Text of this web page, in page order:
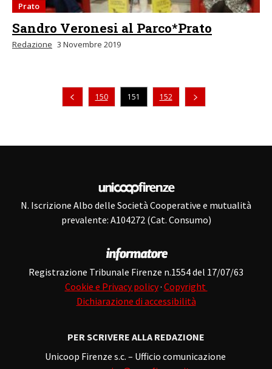
Prato
Sandro Veronesi al Parco*Prato
Redazione 3 Novembre 2019
Pagina precedente
150 151 152
N. Iscrizione Albo delle Società Cooperative e mutualità
prevalente: A104272 (Cat. Consumo)
Registrazione Tribunale Firenze n.1554 del 17/07/63
Cookie e Privacy policy· Copyright
Dichiarazione di accessibilità
PER SCRIVERE ALLA REDAZIONE
Unicoop Firenze s.c. – Ufficio comunicazione